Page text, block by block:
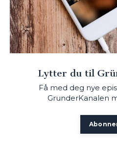
Lytter du til
Få med deg nye
GrunderKanalen